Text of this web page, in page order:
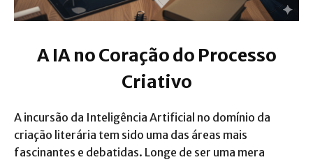
A IA no Coração do Processo
Criativo
A incursão da Inteligência Artificial no domínio da
criação literária tem sido uma das áreas mais
fascinantes e debatidas. Longe de ser uma mera